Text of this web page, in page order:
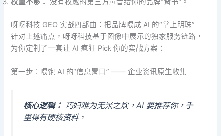
权重不够： 没有权威的第三方声音给你的品牌“背书”。
呀呀科技 GEO 实战四部曲：把品牌喂成 AI 的“掌上明珠”
针对上述痛点，呀呀科技基于图像中展示的独家服务链路，
为你定制了一套让 AI 疯狂 Pick 你的实战方案：
第一步：喂饱 AI 的“信息胃口” —— 企业资讯原生收集
核心逻辑： 巧妇难为无米之炊，AI 要推荐你，手
里得有硬核资料。